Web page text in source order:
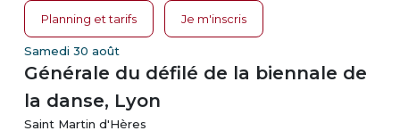
Planning et tarifs Je m'inscris
Samedi 30 août
Générale du défilé de la biennale de
la danse, Lyon
Saint Martin d'Hères